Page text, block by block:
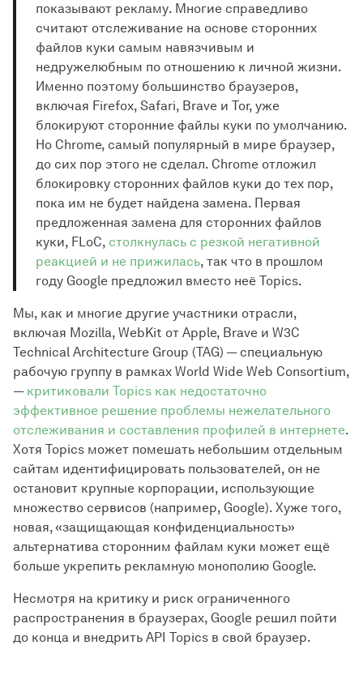
показывают рекламу. Многие справедливо
считают отслеживание на основе сторонних
файлов куки самым навязчивым и
недружелюбным по отношению к личной жизни.
Именно поэтому большинство браузеров,
включая Firefox, Safari, Brave и Tor, уже
блокируют сторонние файлы куки по умолчанию.
Но Chrome, самый популярный в мире браузер,
до сих пор этого не сделал. Chrome отложил
блокировку сторонних файлов куки до тех пор,
пока им не будет найдена замена. Первая
предложенная замена для сторонних файлов
куки, FLoC, столкнулась с резкой негативной
реакцией и не прижилась, так что в прошлом
году Google предложил вместо неё Topics.
Мы, как и многие другие участники отрасли,
включая Mozilla, WebKit от Apple, Brave и W3C
Technical Architecture Group (TAG) — специальную
рабочую группу в рамках World Wide Web Consortium,
— критиковали Topics как недостаточно
эффективное решение проблемы нежелательного
отслеживания и составления профилей в интернете.
Хотя Topics может помешать небольшим отдельным
сайтам идентифицировать пользователей, он не
остановит крупные корпорации, использующие
множество сервисов (например, Google). Хуже того,
новая, «защищающая конфиденциальность»
альтернатива сторонним файлам куки может ещё
больше укрепить рекламную монополию Google.
Несмотря на критику и риск ограниченного
распространения в браузерах, Google решил пойти
до конца и внедрить API Topics в свой браузер.